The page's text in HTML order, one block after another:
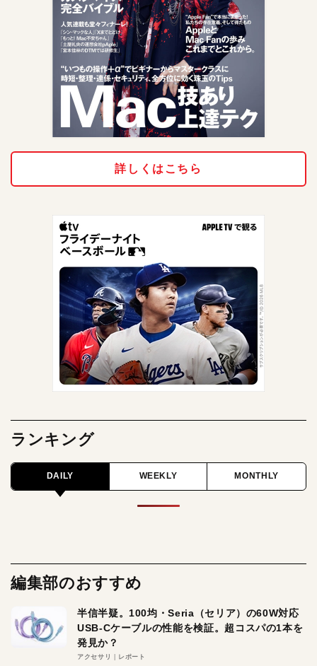
詳しくはこちら
ランキング
DAILY WEEKLY MONTHLY
編集部のおすすめ
半信半疑。100均・Seria（セリア）の60W対応
USB-Cケーブルの性能を検証。超コスパの1本を
発見か？
アクセサリ レポート